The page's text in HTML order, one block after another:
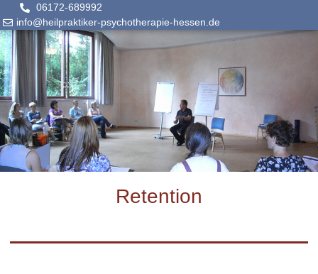
06172-689992
info@heilpraktiker-psychotherapie-hessen.de
Retention